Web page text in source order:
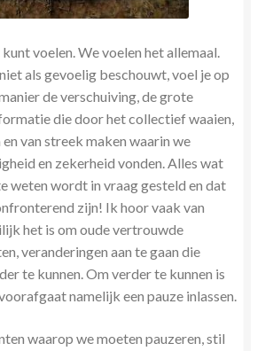
Isis- Hal der Zuilen
Coaching
met 17 Archeia en hun
voelen. We voelen het allemaal.
als gevoelig beschouwt, voel je op
de verschuiving, de grote
die door het collectief waaien,
van streek maken waarin we
en zekerheid vonden. Alles wat
weten wordt in vraag gesteld en dat
zijn! Ik hoor vaak van
het is om oude vertrouwde
veranderingen aan te gaan die
te kunnen. Om verder te kunnen is
namelijk een pauze inlassen.
waarop we moeten pauzeren, stil